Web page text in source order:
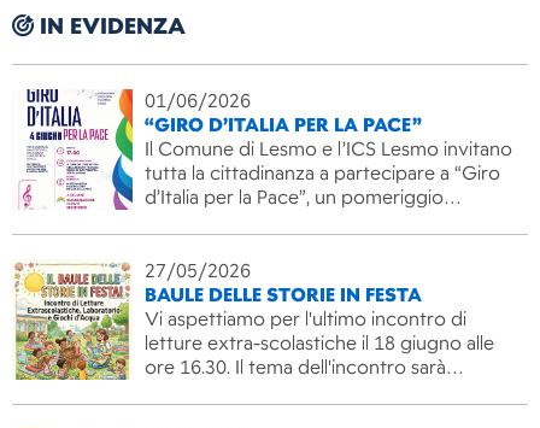
IN EVIDENZA
01/06/2026
“GIRO D’ITALIA PER LA PACE”
Il Comune di Lesmo e l’ICS Lesmo invitano
tutta la cittadinanza a partecipare a “Giro
d’Italia per la Pace”, un pomeriggio…
27/05/2026
BAULE DELLE STORIE IN FESTA
Vi aspettiamo per l'ultimo incontro di
letture extra-scolastiche il 18 giugno alle
ore 16.30. Il tema dell'incontro sarà…